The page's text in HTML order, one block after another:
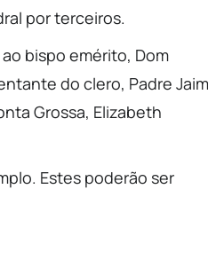
por terceiros.
bispo emérito, Dom
do clero, Padre
Grossa, Elizabeth
Estes poderão ser